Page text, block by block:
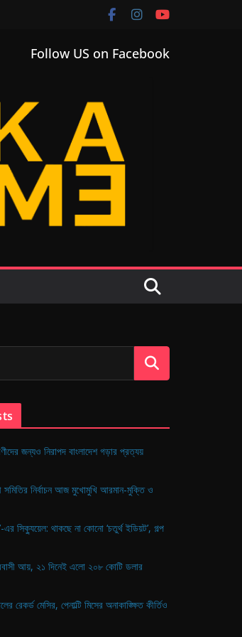
Follow US on Facebook
জন্যও নিরাপদ বাংলাদেশ গড়ার প্রত্যয়
সমিতির নির্বাচন আজ মুখোমুখি আরমান-মুক্তি ও
সিক্যুয়েল: থাকছে না কোনো ‘চতুর্থ ইডিয়ট’, গল্প
আয়, ২১ দিনেই এলো ২০৮ কোটি ডলার
রেকর্ড মেসির, পেনাল্টি মিসের অনাকাঙ্ক্ষিত কীর্তিও